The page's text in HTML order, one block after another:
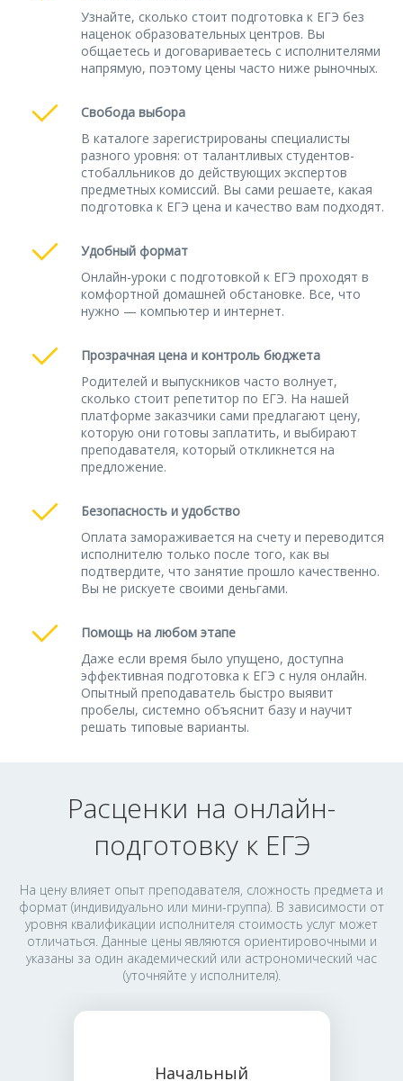
Узнайте, сколько стоит подготовка к ЕГЭ без
наценок образовательных центров. Вы
общаетесь и договариваетесь с исполнителями
напрямую, поэтому цены часто ниже рыночных.
Свобода выбора
В каталоге зарегистрированы специалисты
разного уровня: от талантливых студентов-
стобалльников до действующих экспертов
предметных комиссий. Вы сами решаете, какая
подготовка к ЕГЭ цена и качество вам подходят.
Удобный формат
Онлайн-уроки с подготовкой к ЕГЭ проходят в
комфортной домашней обстановке. Все, что
нужно — компьютер и интернет.
Прозрачная цена и контроль бюджета
Родителей и выпускников часто волнует,
сколько стоит репетитор по ЕГЭ. На нашей
платформе заказчики сами предлагают цену,
которую они готовы заплатить, и выбирают
преподавателя, который откликнется на
предложение.
Безопасность и удобство
Оплата замораживается на счету и переводится
исполнителю только после того, как вы
подтвердите, что занятие прошло качественно.
Вы не рискуете своими деньгами.
Помощь на любом этапе
Даже если время было упущено, доступна
эффективная подготовка к ЕГЭ с нуля онлайн.
Опытный преподаватель быстро выявит
пробелы, системно объяснит базу и научит
решать типовые варианты.
Расценки на онлайн-
подготовку к ЕГЭ
На цену влияет опыт преподавателя, сложность предмета и
формат (индивидуально или мини-группа). В зависимости от
уровня квалификации исполнителя стоимость услуг может
отличаться. Данные цены являются ориентировочными и
указаны за один академический или астрономический час
(уточняйте у исполнителя).
Начальный